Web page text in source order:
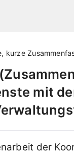
kurze
mit
der